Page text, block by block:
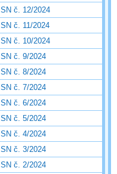
SN č. 12/2024
SN č. 11/2024
SN č. 10/2024
SN č. 9/2024
SN č. 8/2024
SN č. 7/2024
SN č. 6/2024
SN č. 5/2024
SN č. 4/2024
SN č. 3/2024
SN č. 2/2024